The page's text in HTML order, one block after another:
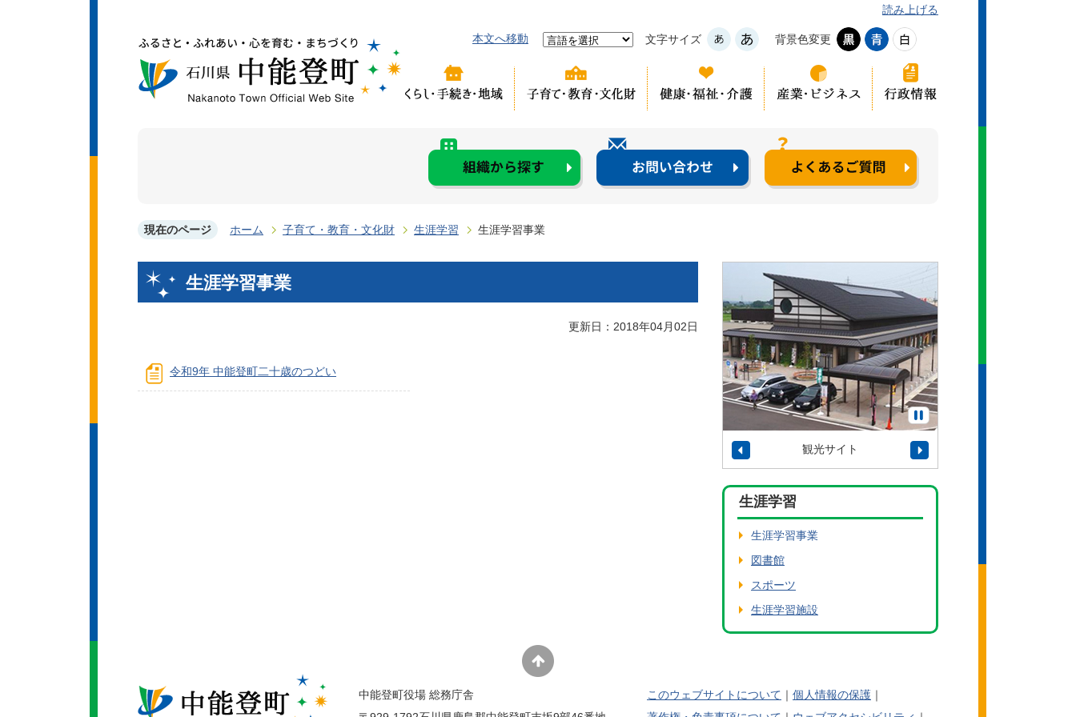
本文へ移動 文字サイズ 背景色変更
読み上げる
現在のページ ホーム 子育て・教育・文化財 生涯学習 生涯学習事業
生涯学習事業
更新日：2018年04月02日
令和9年 中能登町二十歳のつどい
観光サイト
生涯学習
生涯学習事業
図書館
スポーツ
生涯学習施設
中能登町役場 総務庁舎
このウェブサイトについて
個人情報の保護